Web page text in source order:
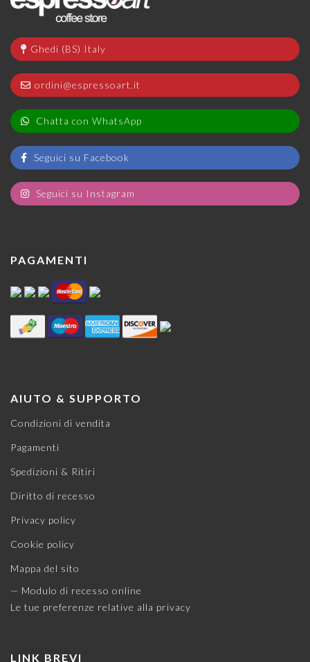
Ghedi (BS) Italy
ordini@espressoart.it
Chatta con WhatsApp
Seguici su Facebook
Seguici su Instagram
PAGAMENTI
AIUTO & SUPPORTO
Condizioni di vendita
Pagamenti
Spedizioni & Ritiri
Diritto di recesso
Privacy policy
Cookie policy
Mappa del sito
— Modulo di recesso online
Le tue preferenze relative alla privacy
LINK BREVI